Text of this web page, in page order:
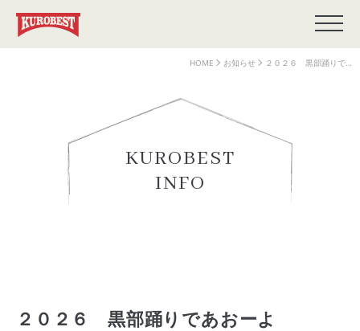
HOME お知らせ ２０２６ 黒部踊りで…
KUROBEST
INFO
２０２６ 黒部踊りであおーよ